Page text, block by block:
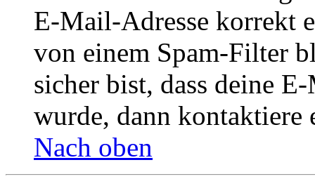
E-Mail-Adresse korrekt
von einem Spam-Filter
sicher bist, dass deine
wurde, dann kontaktiere
Nach oben